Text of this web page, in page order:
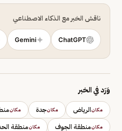
ناقش الخبر مع الذكاء الاصطناعي
ChatGPT
Gemini
وَرَد في الخبر
مكانالرياض مكانجدة مكان
مكانمنطقة الجوف مكانمنطقة